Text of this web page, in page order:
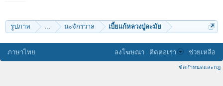
รูปภาพ ... นะจักรวาล เบี้ยแก้หลวงปู่ละมัย
ภาษาไทย ลงโฆษณา ติดต่อเรา ช่วยเหลือ
ข้อกำหนดและกฎ